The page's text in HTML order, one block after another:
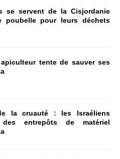
se servent de la Cisjordanie
poubelle pour leurs déchets
tente de sauver ses
la cruauté : les Israéliens
des entrepôts de matériel